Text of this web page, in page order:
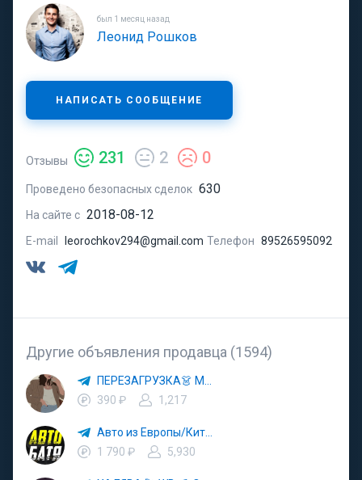
был 1 месяц назад
Леонид Рошков
НАПИСАТЬ СООБЩЕНИЕ
Отзывы 231 2 0
Проведено безопасных сделок 630
На сайте с 2018-08-12
E-mail leorochkov294@gmail.com Телефон 89526595092
Другие объявления продавца (1594)
390 ₽
1,217
1 790 ₽
5,930